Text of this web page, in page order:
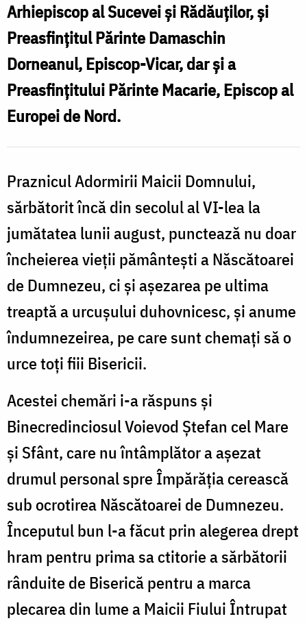
Arhiepiscop al Sucevei și Rădăuților, și
Preasfințitul Părinte Damaschin
Dorneanul, Episcop-Vicar, dar și a
Preasfințitului Părinte Macarie, Episcop al
Europei de Nord.
Praznicul Adormirii Maicii Domnului,
sărbătorit încă din secolul al VI-lea la
jumătatea lunii august, punctează nu doar
încheierea vieții pământești a Născătoarei
de Dumnezeu, ci și așezarea pe ultima
treaptă a urcușului duhovnicesc, și anume
îndumnezeirea, pe care sunt chemați să o
urce toți fiii Bisericii.
Acestei chemări i-a răspuns și
Binecredinciosul Voievod Ștefan cel Mare
și Sfânt, care nu întâmplător a așezat
drumul personal spre Împărăția cerească
sub ocrotirea Născătoarei de Dumnezeu.
Începutul bun l-a făcut prin alegerea drept
hram pentru prima sa ctitorie a sărbătorii
rânduite de Biserică pentru a marca
plecarea din lume a Maicii Fiului Întrupat